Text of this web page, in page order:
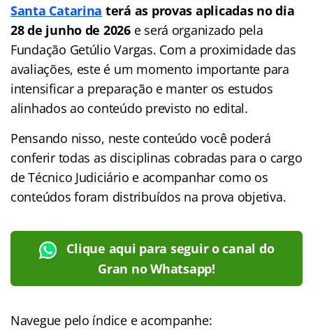
Santa Catarina terá as provas aplicadas no dia
28 de junho de 2026e será organizado pela
Fundação Getúlio Vargas. Com a proximidade das
avaliações, este é um momento importante para
intensificar a preparação e manter os estudos
alinhados ao conteúdo previsto no edital.
Pensando nisso, neste conteúdo você poderá
conferir todas as disciplinas cobradas para o cargo
de Técnico Judiciário e acompanhar como os
conteúdos foram distribuídos na prova objetiva.
Clique aqui para seguir o canal do
Gran no Whatsapp!
Navegue pelo índice e acompanhe: